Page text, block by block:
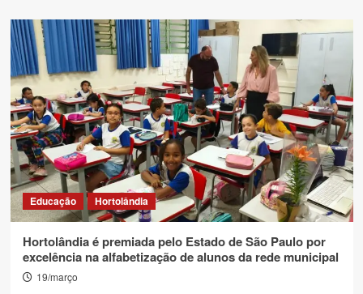
Educação Hortolândia
Hortolândia é premiada pelo Estado de São Paulo por
excelência na alfabetização de alunos da rede municipal
19/março